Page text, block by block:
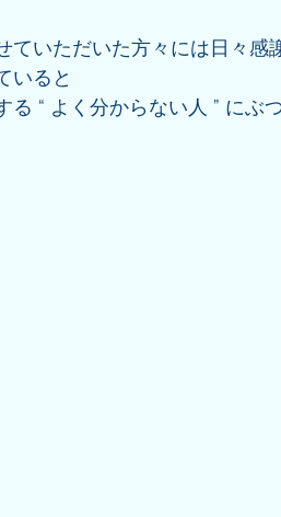
ていただいた方々には日々感
いると
“ よく分からない人 ” にぶ